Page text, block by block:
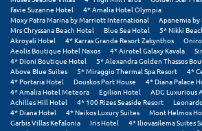
Μεσσηνία
Μετέωρα
Μέτσοβο
Μήλος
Μονεμβασιά
Favie Suzanne Hotel
4* Amalia Hotel Olympia
Moxy Patra Marina by Marriott International
Apanemia
Mrs Chryssana Beach Hotel
Blue Sea Hotel
5* Nikki
Akroyali Hotel
4* Karras Grande Resort Zakynthos
Aeolis Boutique Hotel Naxos
4* Airotel Galaxy Kavala
4* Dioni Boutique Hotel
5* Alexandra Golden Thassos
Above Blue Suites
5* Miraggio Thermal Spa Resort
4*
4* Portaria Hotel
Douskos Port House
4* Diana Palace
4* Amalia Hotel Meteora
Egilion Hotel
ADG Luxurious
Achilles Hill Hotel
4* 100 Rizes Seaside Resort
4* Diana Hotel
4* Neikos Luxury Suites
Mont Helmos
Garbis Villas Kefalonia
Iris Hotel
4* Iliovasilema Suites